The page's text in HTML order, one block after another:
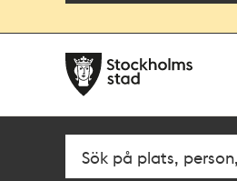
navigationen
huvudinnehållet
Fritextsök